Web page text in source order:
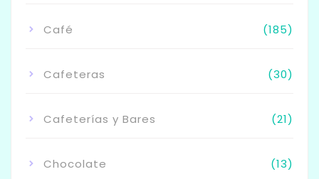
Café (185)
Cafeteras (30)
Cafeterías y Bares (21)
Chocolate (13)